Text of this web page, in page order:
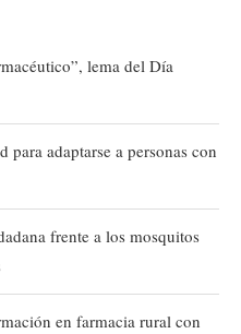
lema del Día
para adaptarse a personas con
frente a los mosquitos
en farmacia rural con